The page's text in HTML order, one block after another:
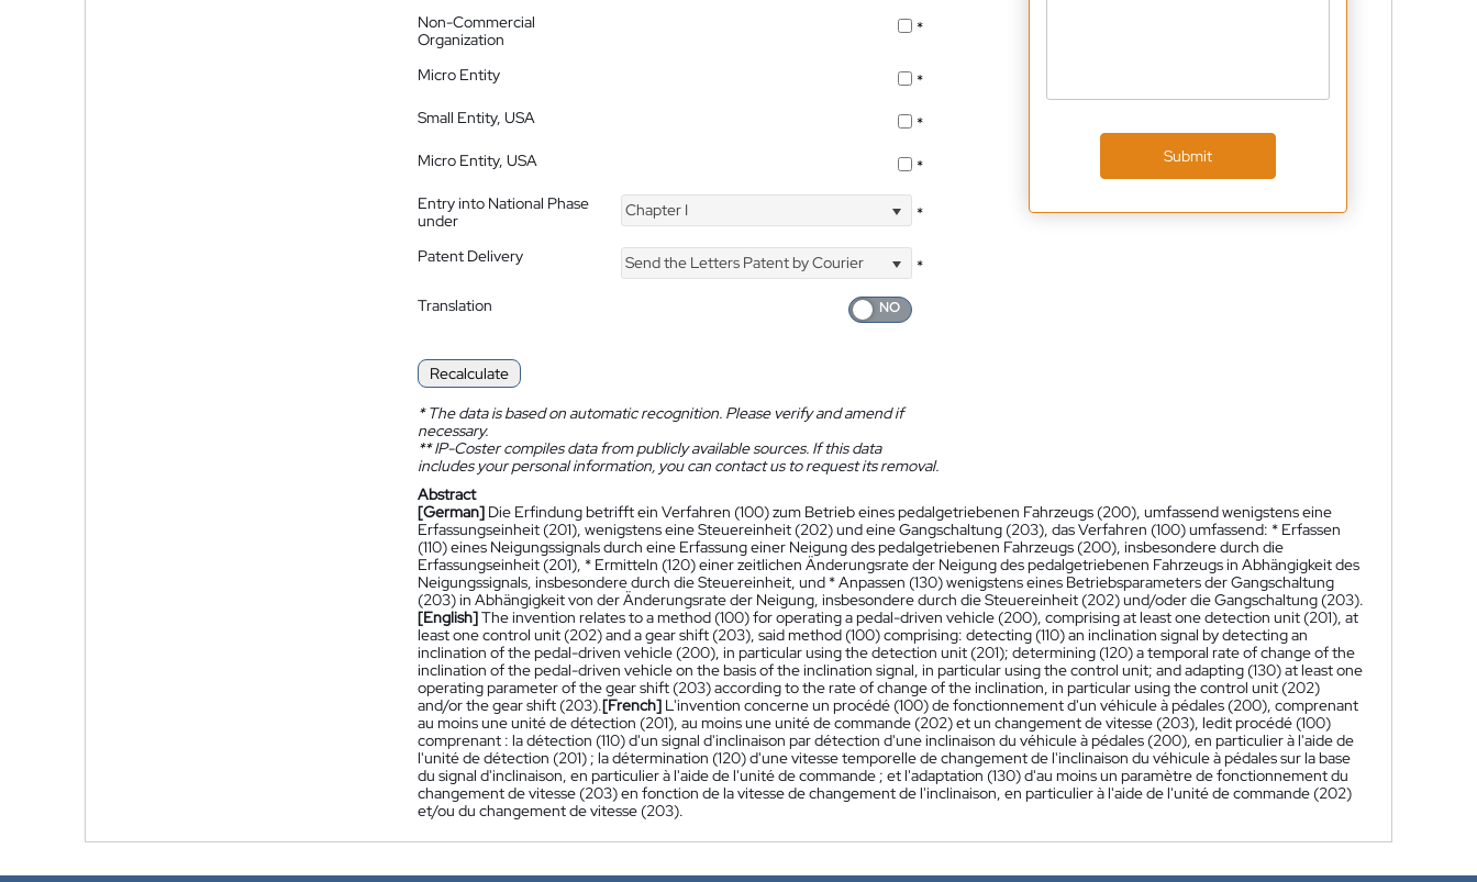
Non-Commercial
Organization
*
Micro Entity
*
Small Entity, USA
*
Micro Entity, USA
*
Entry into National Phase
under
Chapter I *
Patent Delivery Send the Letters Patent by Courier
*
Translation
Recalculate
*The data is based on automatic recognition. Please verify and amend if
necessary.
**IP-Coster compiles data from publicly available sources. If this data
includes your personal information, you can contact us to request its removal.
Submit
Abstract
[German] Die Erfindung betrifft ein Verfahren (100) zum Betrieb eines pedalgetriebenen Fahrzeugs (200), umfassend wenigstens eine
Erfassungseinheit (201), wenigstens eine Steuereinheit (202) und eine Gangschaltung (203), das Verfahren (100) umfassend: * Erfassen
(110) eines Neigungssignals durch eine Erfassung einer Neigung des pedalgetriebenen Fahrzeugs (200), insbesondere durch die
Erfassungseinheit (201), * Ermitteln (120) einer zeitlichen Änderungsrate der Neigung des pedalgetriebenen Fahrzeugs in Abhängigkeit des
Neigungssignals, insbesondere durch die Steuereinheit, und * Anpassen (130) wenigstens eines Betriebsparameters der Gangschaltung
(203) in Abhängigkeit von der Änderungsrate der Neigung, insbesondere durch die Steuereinheit (202) und/oder die Gangschaltung (203).
[English]The invention relates to a method (100) for operating a pedal-driven vehicle (200), comprising at least one detection unit (201), at
least one control unit (202) and a gear shift (203), said method (100) comprising: detecting (110) an inclination signal by detecting an
inclination of the pedal-driven vehicle (200), in particular using the detection unit (201); determining (120) a temporal rate of change of the
inclination of the pedal-driven vehicle on the basis of the inclination signal, in particular using the control unit; and adapting (130) at least one
operating parameter of the gear shift (203) according to the rate of change of the inclination, in particular using the control unit (202)
and/or the gear shift (203).[French] L'invention concerne un procédé (100) de fonctionnement d'un véhicule à pédales (200), comprenant
au moins une unité de détection (201), au moins une unité de commande (202) et un changement de vitesse (203), ledit procédé (100)
comprenant : la détection (110) d'un signal d'inclinaison par détection d'une inclinaison du véhicule à pédales (200), en particulier à l'aide de
l'unité de détection (201) ; la détermination (120) d'une vitesse temporelle de changement de l'inclinaison du véhicule à pédales sur la base
du signal d'inclinaison, en particulier à l'aide de l'unité de commande ; et l'adaptation (130) d'au moins un paramètre de fonctionnement du
changement de vitesse (203) en fonction de la vitesse de changement de l'inclinaison, en particulier à l'aide de l'unité de commande (202)
et/ou du changement de vitesse (203).